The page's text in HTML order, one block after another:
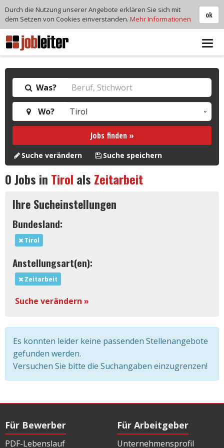
Was?
Wo?
Jobs finden »
Suche verändern Suche speichern
0Jobs in Tirol als Zeitarbeit
Ihre Sucheinstellungen
Bundesland:
Tirol
Anstellungsart(en):
Zeitarbeit
Suche verändern »
Es konnten leider keine passenden Stellenangebote
gefunden werden.
Versuchen Sie bitte die Suchangaben einzugrenzen!
Für Bewerber
PDF-Lebenslauf
Für Arbeitgeber
Unternehmensprofil
ok
Durch die Nutzung unserer Angebote erklären Sie sich mit
dem Setzen von Cookies einverstanden. Mehr Informationen